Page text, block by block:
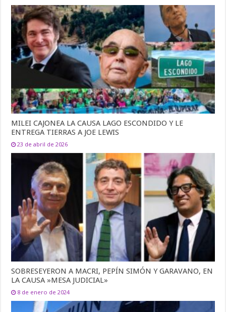
MILEI CAJONEA LA CAUSA LAGO ESCONDIDO Y LE
ENTREGA TIERRAS A JOE LEWIS
23 de abril de 2026
SOBRESEYERON A MACRI, PEPÍN SIMÓN Y GARAVANO, EN
LA CAUSA »MESA JUDICIAL»
8 de enero de 2024